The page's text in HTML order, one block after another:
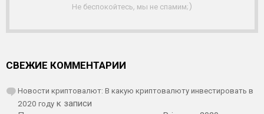
Не беспокойтесь, мы не спамим;)
СВЕЖИЕ КОММЕНТАРИИ
Новости криптовалют: В какую криптовалюту инвестировать в
2020 году к записи